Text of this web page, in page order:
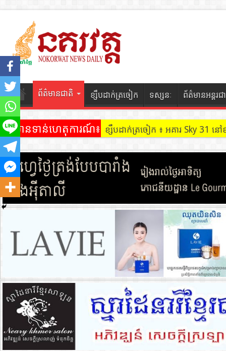
ព័ត៌មានជាតិ ខ្សឹបដាក់ត្រចៀក ទស្សនៈ ព័ត៌មានអន្តរជ
ព័ត៌មានទាន់ហេតុការណ៍៖ ខ្សឹបដាក់ត្រចៀក ៖ អគារ Sky 31